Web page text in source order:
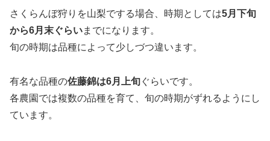
さくらんぼ狩りを山梨でする場合、時期としては5月下旬
から6月末ぐらいまでになります。
旬の時期は品種によって少しづつ違います。
有名な品種の佐藤錦は6月上旬ぐらいです。
各農園では複数の品種を育て、旬の時期がずれるようにし
ています。